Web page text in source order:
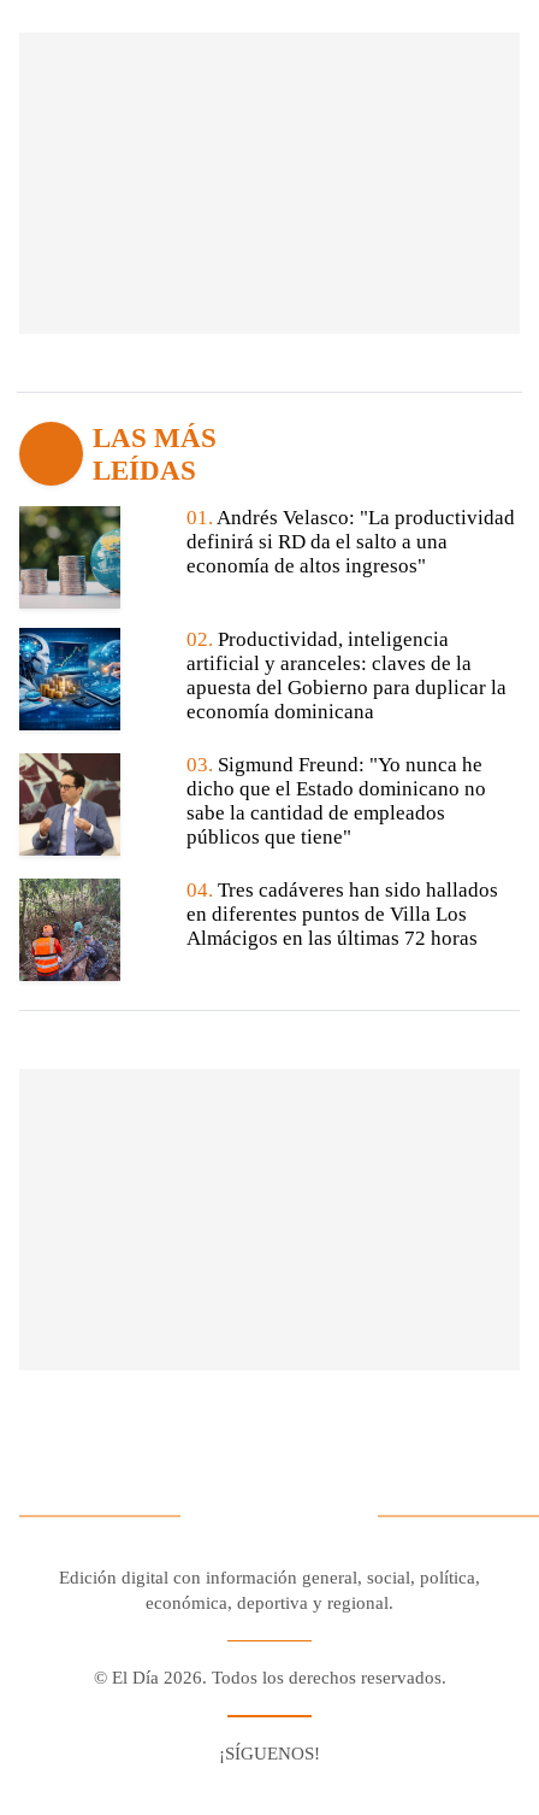
LAS MÁS
LEÍDAS
01. Andrés Velasco: "La productividad
definirá si RD da el salto a una
economía de altos ingresos"
02. Productividad, inteligencia
artificial y aranceles: claves de la
apuesta del Gobierno para duplicar la
economía dominicana
03. Sigmund Freund: "Yo nunca he
dicho que el Estado dominicano no
sabe la cantidad de empleados
públicos que tiene"
04. Tres cadáveres han sido hallados
en diferentes puntos de Villa Los
Almácigos en las últimas 72 horas
Edición digital con información general, social, política,
económica, deportiva y regional.
© El Día 2026. Todos los derechos reservados.
¡SÍGUENOS!